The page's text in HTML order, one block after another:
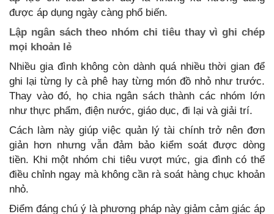
được áp dụng ngày càng phổ biến.
Lập ngân sách theo nhóm chi tiêu thay vì ghi chép
mọi khoản lẻ
Nhiều gia đình không còn dành quá nhiều thời gian để
ghi lại từng ly cà phê hay từng món đồ nhỏ như trước.
Thay vào đó, họ chia ngân sách thành các nhóm lớn
như thực phẩm, điện nước, giáo dục, đi lại và giải trí.
Cách làm này giúp việc quản lý tài chính trở nên đơn
giản hơn nhưng vẫn đảm bảo kiểm soát được dòng
tiền. Khi một nhóm chi tiêu vượt mức, gia đình có thể
điều chỉnh ngay mà không cần rà soát hàng chục khoản
nhỏ.
Điểm đáng chú ý là phương pháp này giảm cảm giác áp